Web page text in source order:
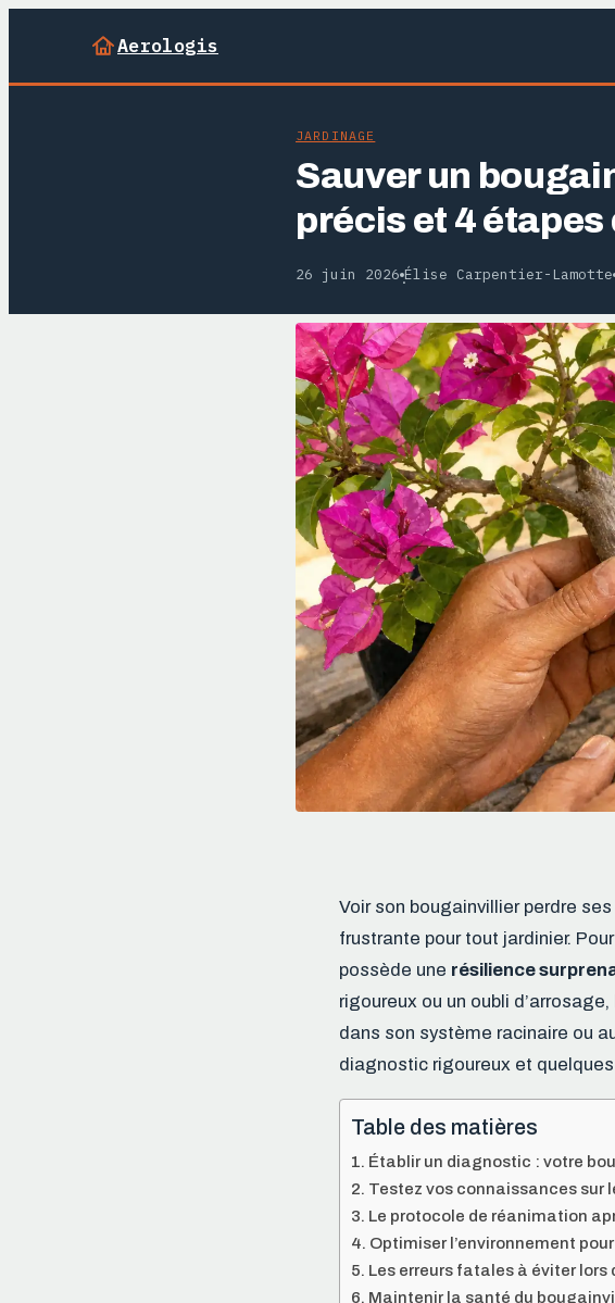
Aerologis
JARDINAGE
Sauver un
précis et 4
26 juin 2026·Élise Carpentier-Lamotte
Voir son bougainvillier perdre
frustrante pour tout jardinier.
possède une résilience
rigoureux ou un oubli
dans son système racinaire ou
diagnostic rigoureux et
Table des matières
Établir un diagnostic : votre
Testez vos connaissances sur
Le protocole de réanimation
Optimiser l’environnement
Les erreurs fatales à éviter lors
Maintenir la santé du